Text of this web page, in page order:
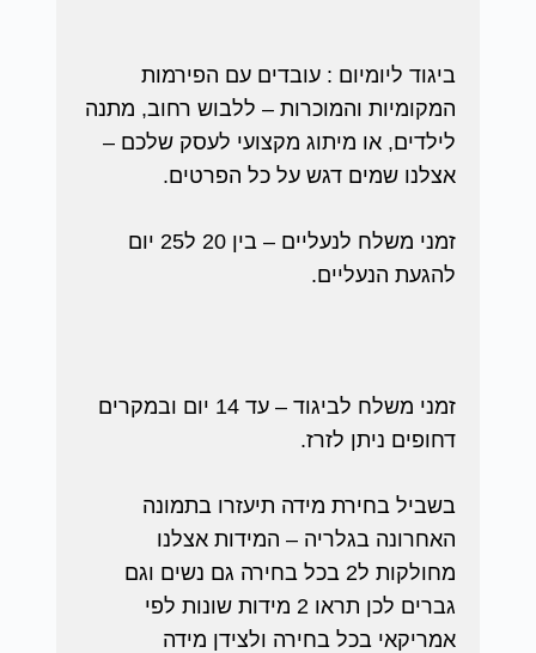
ביגוד ליומיום : עובדים עם הפירמות
המקומיות והמוכרות – ללבוש רחוב, מתנה
לילדים, או מיתוג מקצועי לעסק שלכם –
אצלנו שמים דגש על כל הפרטים.
זמני משלח לנעליים – בין 20 ל25 יום
להגעת הנעליים.
זמני משלח לביגוד – עד 14 יום ובמקרים
דחופים ניתן לזרז.
בשביל בחירת מידה תיעזרו בתמונה
האחרונה בגלריה – המידות אצלנו
מחולקות ל2 בכל בחירה גם נשים וגם
גברים לכן תראו 2 מידות שונות לפי
אמריקאי בכל בחירה ולצידן מידה